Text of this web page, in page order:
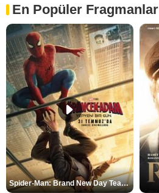
En Popüler Fragmanlar
Spider-Man: Brand New Day Teaser